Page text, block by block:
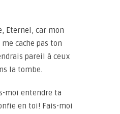
Eternel, car mon
cache pas ton
pareil à ceux
la tombe.
moi entendre ta
en toi! Fais-moi